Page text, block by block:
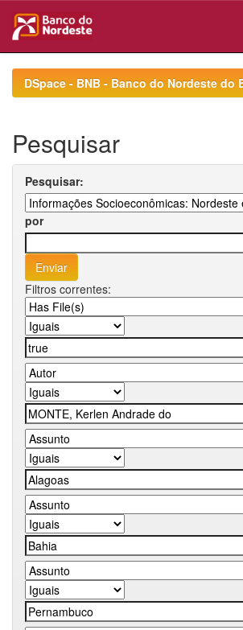
navigationDSpace - BNB - Banco do Nordeste do
Pesquisar
Pesquisar:
por
Filtros correntes: